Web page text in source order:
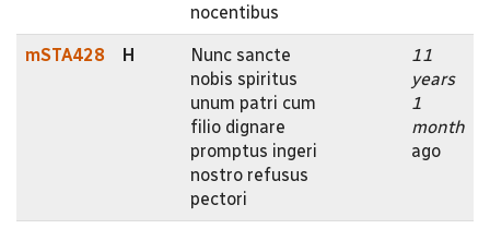
nocentibus
mSTA428 H
Nunc sancte
nobis spiritus
unum patri cum
filio dignare
promptus ingeri
nostro refusus
pectori
11
years
1
month
ago